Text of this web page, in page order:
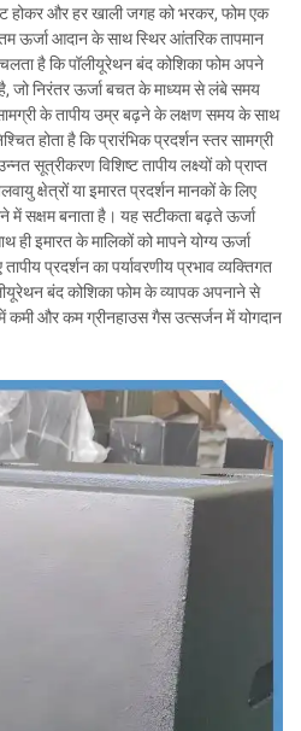
होकर और हर खाली जगह को भरकर, फोम एक
ऊर्जा आदान के साथ स्थिर आंतरिक तापमान
है कि पॉलीयूरेथन बंद कोशिका फोम अपने
जो निरंतर ऊर्जा बचत के माध्यम से लंबे समय
के तापीय उम्र बढ़ने के लक्षण समय के साथ
होता है कि प्रारंभिक प्रदर्शन स्तर सामग्री
सूत्रीकरण विशिष्ट तापीय लक्ष्यों को प्राप्त
क्षेत्रों या इमारत प्रदर्शन मानकों के लिए
सक्षम बनाता है। यह सटीकता बढ़ते ऊर्जा
इमारत के मालिकों को मापने योग्य ऊर्जा
प्रदर्शन का पर्यावरणीय प्रभाव व्यक्तिगत
बंद कोशिका फोम के व्यापक अपनाने से
और कम ग्रीनहाउस गैस उत्सर्जन में योगदान